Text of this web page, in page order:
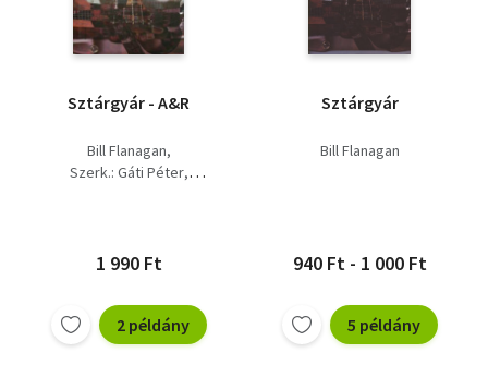
Sztárgyár - A&R
Bill Flanagan
Szerk.: Gáti Péter
1 990 Ft
2 példány
Sztárgyár
Bill Flanagan
940 Ft - 1 000 Ft
5 példány